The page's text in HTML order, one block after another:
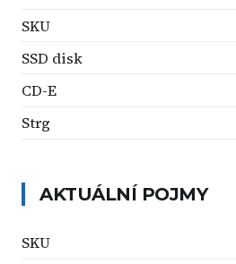
SKU
SSD disk
CD-E
Strg
AKTUÁLNÍ POJMY
SKU